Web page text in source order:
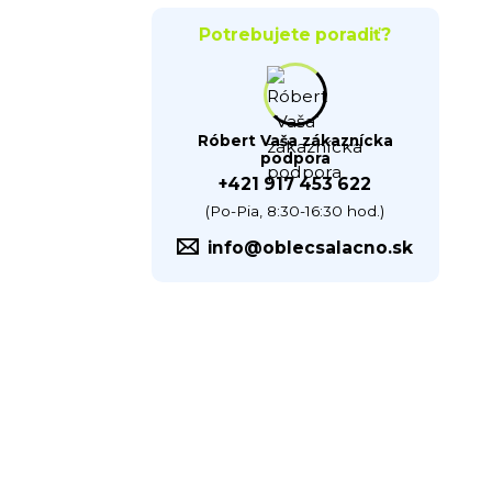
Potrebujete poradiť?
Róbert Vaša zákaznícka
podpora
+421 917 453 622
(Po-Pia, 8:30-16:30 hod.)
info@oblecsalacno.sk